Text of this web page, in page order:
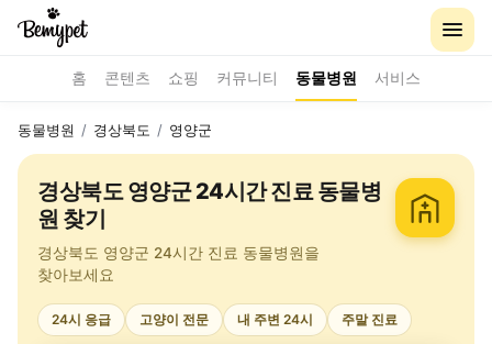
홈 콘텐츠 쇼핑 커뮤니티 동물병원 서비스
동물병원 / 경상북도 / 영양군
경상북도 영양군 24시간 진료 동물병
원 찾기
경상북도 영양군 24시간 진료 동물병원을
찾아보세요
24시 응급 고양이 전문 내 주변 24시 주말 진료